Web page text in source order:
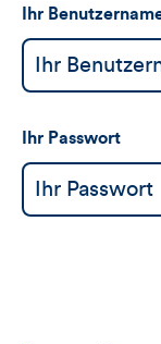
Ihr
Ihr Passwort